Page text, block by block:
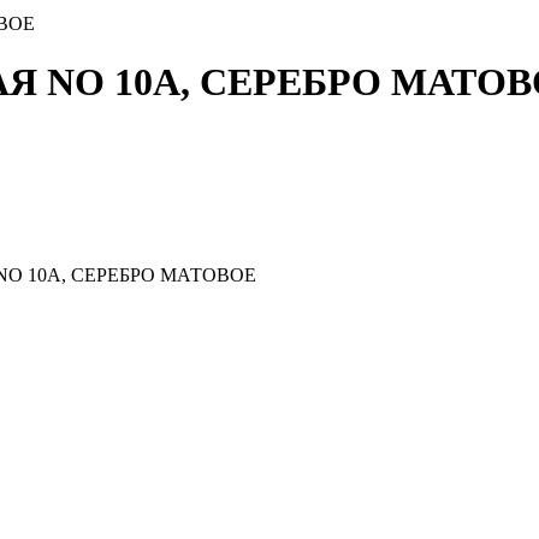
NO 10A, СЕРЕБРО
10A, СЕРЕБРО МАТОВОЕ